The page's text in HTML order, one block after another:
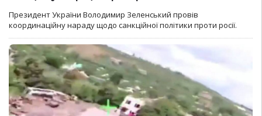
Президент України Володимир Зеленський провів
координаційну нараду щодо санкційної політики проти росії.